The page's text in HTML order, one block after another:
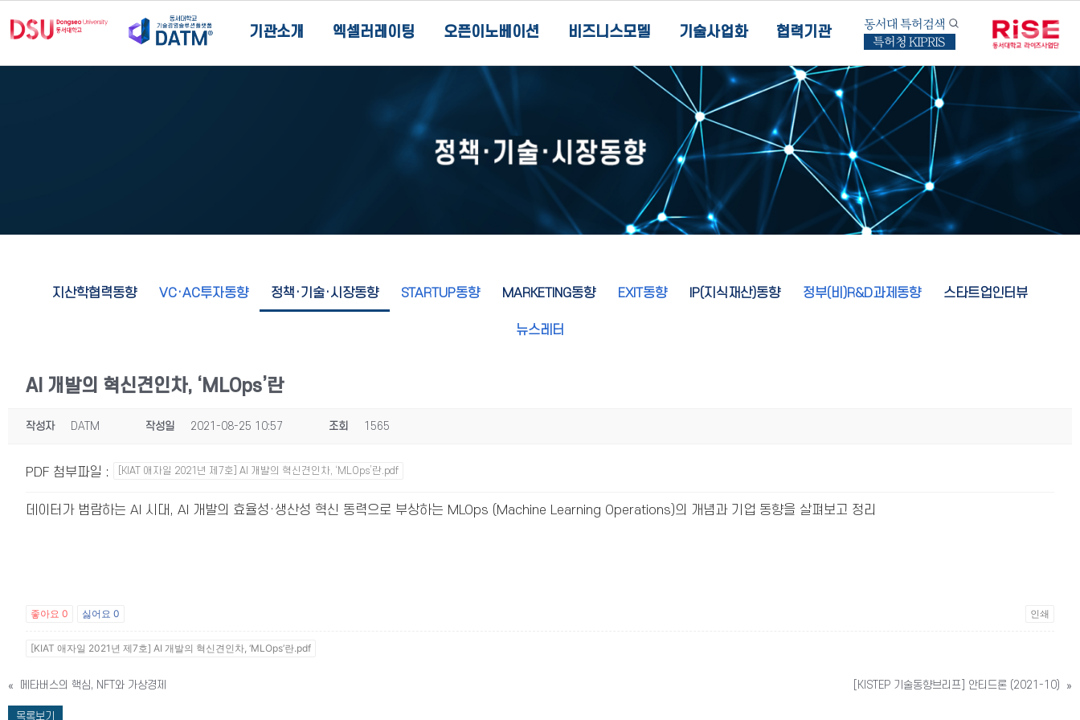
기관소개 엑셀러레이팅 오픈이노베이션 비즈니스모델 기술사업화 협력기관
동서대 특허검색
특허청 KIPRIS
지산학협력동향 VC·AC투자동향 정책·기술·시장동향 STARTUP동향 MARKETING동향 EXIT동향 IP(지식재산)동향 정부(비)R&D과제동향 스타트업인터뷰
뉴스레터
AI 개발의 혁신견인차, ‘MLOps’란
작성자 DATM 작성일 2021-08-25 10:57 조회 1565
PDF 첨부파일 : [KIAT 애자일 2021년 제7호] AI 개발의 혁신견인차, ‘MLOps’란.pdf
데이터가 범람하는 AI 시대, AI 개발의 효율성·생산성 혁신 동력으로 부상하는 MLOps (Machine Learning Operations)의 개념과 기업 동향을 살펴보고 정리
좋아요 0 싫어요 0 인쇄
[KIAT 애자일 2021년 제7호] AI 개발의 혁신견인차, ‘MLOps’란.pdf
« 메타버스의 핵심, NFT와 가상경제 [KISTEP 기술동향브리프] 안티드론 (2021-10) »
목록보기